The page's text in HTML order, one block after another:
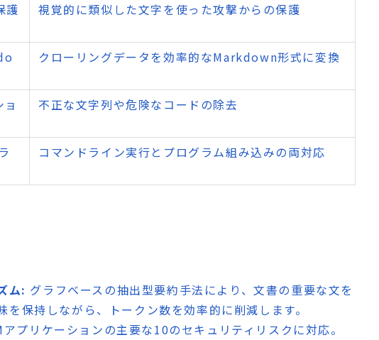
護 視覚的に類似した文字を使った攻撃からの保護
クローリングデータを効率的なMarkdown形式に変換
不正な文字列や危険なコードの除去
コマンドライン実行とプログラム組み込みの両対応
ム: グラフベースの抽出型要約手法により、文書の重要な文を
保持しながら、トークン数を効率的に削減します。
プリケーションの主要な10のセキュリティリスクに対応。